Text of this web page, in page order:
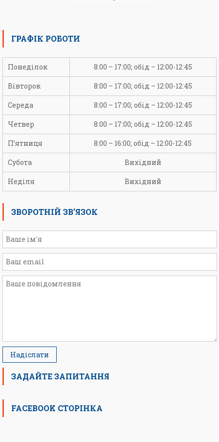
ГРАФІК РОБОТИ
Понеділок 8:00 – 17:00; обід – 12:00-12:45
Вівторок 8:00 – 17:00; обід – 12:00-12:45
Середа 8:00 – 17:00; обід – 12:00-12:45
Четвер 8:00 – 17:00; обід – 12:00-12:45
П’ятниця 8:00 – 16:00; обід – 12:00-12:45
Субота Вихідний
Неділя Вихідний
ЗВОРОТНІЙ ЗВ’ЯЗОК
ЗАДАЙТЕ ЗАПИТАННЯ
FACEBOOK СТОРІНКА